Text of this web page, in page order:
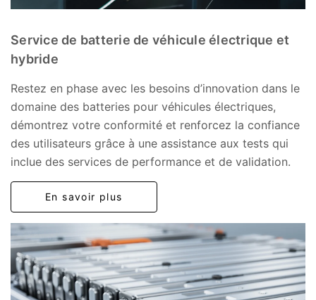
Service de batterie de véhicule électrique et
hybride
Restez en phase avec les besoins d’innovation dans le
domaine des batteries pour véhicules électriques,
démontrez votre conformité et renforcez la confiance
des utilisateurs grâce à une assistance aux tests qui
inclue des services de performance et de validation.
En savoir plus